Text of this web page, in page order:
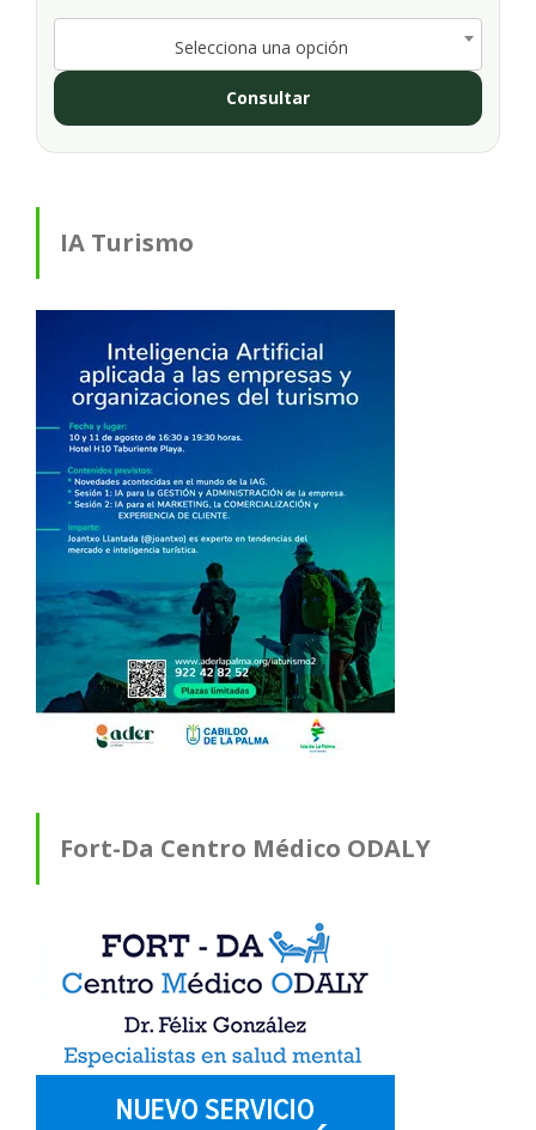
Selecciona una opción
Consultar
IA Turismo
Fort-Da Centro Médico ODALY